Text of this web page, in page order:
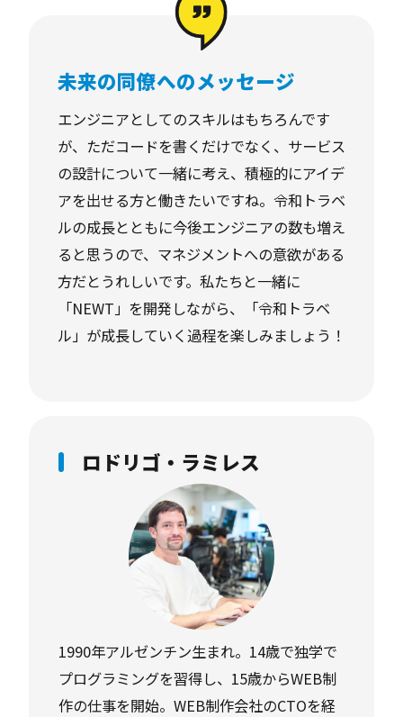
未来の同僚へのメッセージ
エンジニアとしてのスキルはもちろんです
が、ただコードを書くだけでなく、サービス
の設計について一緒に考え、積極的にアイデ
アを出せる方と働きたいですね。令和トラベ
ルの成長とともに今後エンジニアの数も増え
ると思うので、マネジメントへの意欲がある
方だとうれしいです。私たちと一緒に
「NEWT」を開発しながら、「令和トラベ
ル」が成長していく過程を楽しみましょう！
ロドリゴ・ラミレス
1990年アルゼンチン生まれ。14歳で独学で
プログラミングを習得し、15歳からWEB制
作の仕事を開始。WEB制作会社のCTOを経